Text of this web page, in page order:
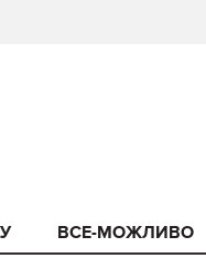
ВСЕ-МОЖЛИВО